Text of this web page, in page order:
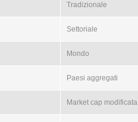
Tradizionale
Settoriale
Mondo
Paesi aggregati
Market cap modificata